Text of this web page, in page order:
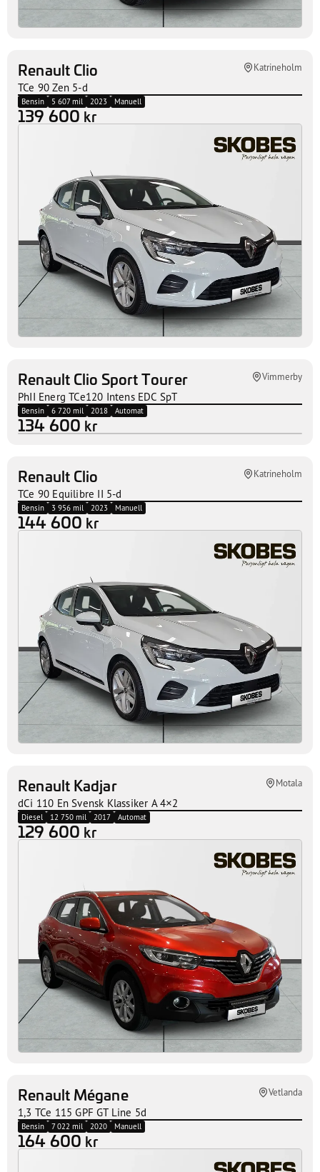
Renault Clio
TCe 90 Zen 5-d
Katrineholm
Bensin 5 607 mil 2023 Manuell
139 600 kr
Renault Clio Sport Tourer
PhII Energ TCe120 Intens EDC SpT
Vimmerby
Bensin 6 720 mil 2018 Automat
134 600 kr Bild på väg!
Renault Clio
TCe 90 Equilibre II 5-d
Katrineholm
Bensin 3 956 mil 2023 Manuell
144 600 kr
Renault Kadjar
dCi 110 En Svensk Klassiker A 4×2
Motala
Diesel 12 750 mil 2017 Automat
129 600 kr
Renault Mégane
1,3 TCe 115 GPF GT Line 5d
Vetlanda
Bensin 7 022 mil 2020 Manuell
164 600 kr